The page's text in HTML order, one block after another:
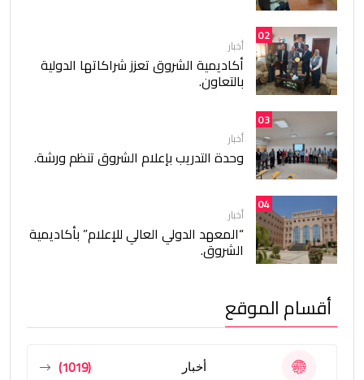
02
أخبار
أكاديمية الشروق تعزز شراكاتها الدولية
بالتعاون.
03
أخبار
وحدة التدريب بإعلام الشروق تنظم ورشة.
04
أخبار
“المعهد الدولي العالي للإعلام” بأكاديمية
الشروق.
أقسام الموقع
أخبار (1019)